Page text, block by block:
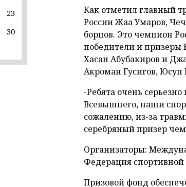
23
30
Как отметил главный
России Жаа Умаров,
борцов. Это чемпион
победители и призеры
Хасан Абубакиров и
Акроман Гусигов, Юсуп
-Ребята очень
Всевышнего, наши
сожалению, из-за
серебряный призер
Организаторы:
Федерация спортивной
Призовой фонд